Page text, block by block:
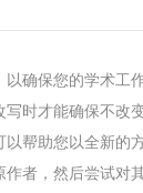
确保您的学术工
时才能确保不改
帮助您以全新的
者，然后尝试对